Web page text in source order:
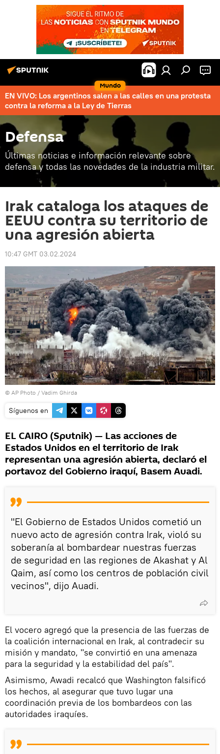
Mundo
EN VIVO: Los argentinos salen a las calles en una protesta
contra la reforma a la Ley de Tierras
Defensa
Últimas noticias e información relevante sobre
defensa y todas las novedades de la industria militar.
Irak cataloga los ataques de
EEUU contra su territorio de
una agresión abierta
10:47 GMT 03.02.2024
© AP Photo / Vadim Ghirda
Síguenos en
EL CAIRO (Sputnik) — Las acciones de
Estados Unidos en el territorio de Irak
representan una agresión abierta, declaró el
portavoz del Gobierno iraquí, Basem Auadi.
"El Gobierno de Estados Unidos cometió un
nuevo acto de agresión contra Irak, violó su
soberanía al bombardear nuestras fuerzas
de seguridad en las regiones de Akashat y Al
Qaim, así como los centros de población civil
vecinos", dijo Auadi.
El vocero agregó que la presencia de las fuerzas de
la coalición internacional en Irak, al contradecir su
misión y mandato, "se convirtió en una amenaza
para la seguridad y la estabilidad del país".
Asimismo, Awadi recalcó que Washington falsificó
los hechos, al asegurar que tuvo lugar una
coordinación previa de los bombardeos con las
autoridades iraquíes.